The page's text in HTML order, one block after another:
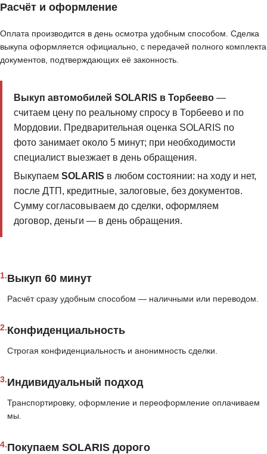
Расчёт и оформление
Оплата производится в день осмотра удобным способом. Сделка
выкупа оформляется официально, с передачей полного комплекта
документов, подтверждающих её законность.
Выкуп автомобилей SOLARIS в Торбеево—
считаем цену по реальному спросу в Торбеево и по
Мордовии. Предварительная оценка SOLARIS по
фото занимает около 5 минут; при необходимости
специалист выезжает в день обращения.
Выкупаем SOLARIS в любом состоянии: на ходу и нет,
после ДТП, кредитные, залоговые, без документов.
Сумму согласовываем до сделки, оформляем
договор, деньги — в день обращения.
1.Выкуп 60 минут
Расчёт сразу удобным способом — наличными или переводом.
2.Конфиденциальность
Строгая конфиденциальность и анонимность сделки.
3.Индивидуальный подход
Транспортировку, оформление и переоформление оплачиваем
мы.
4.Покупаем SOLARIS дорого